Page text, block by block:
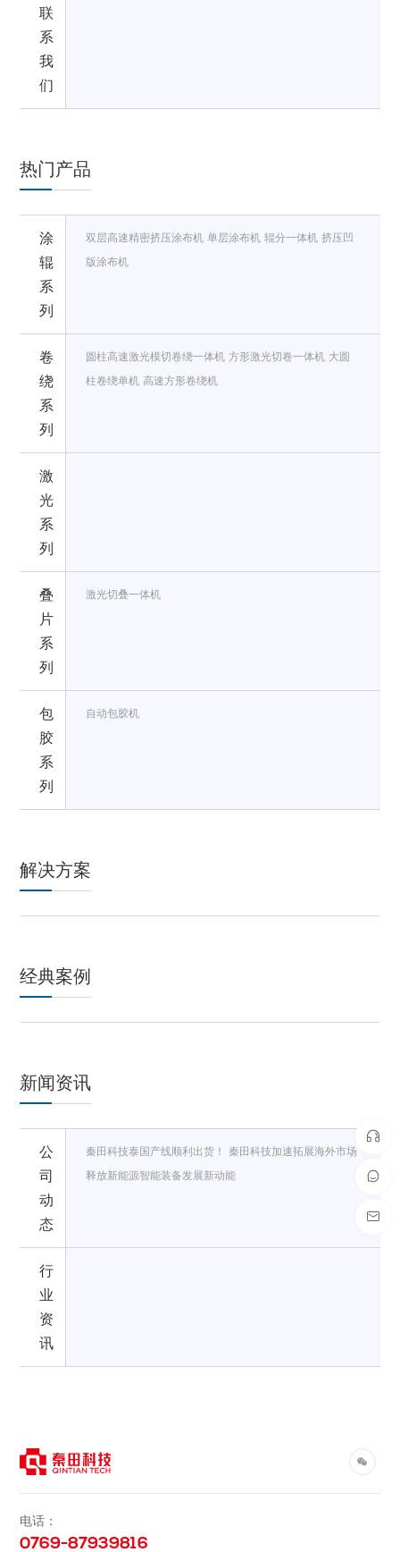
联
系
我
们
热门产品
涂
辊
系
列
双层高速精密挤压涂布机 单层涂布机 辊分一体机 挤压凹
版涂布机
卷
绕
系
列
圆柱高速激光模切卷绕一体机 方形激光切卷一体机 大圆
柱卷绕单机 高速方形卷绕机
激
光
系
列
叠
片
系
列
激光切叠一体机
包
胶
系
列
自动包胶机
解决方案
经典案例
新闻资讯
公
司
动
态
秦田科技泰国产线顺利出货！
秦田科技加速拓展海外市场
释放新能源智能装备发展新动能
行
业
资
讯
电话：
0769-87939816